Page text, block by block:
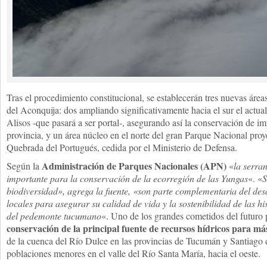
Tras el procedimiento constitucional, se establecerán tres nuevas
del Aconquija: dos ampliando significativamente hacia el sur el
Alisos -que pasará a ser portal-, asegurando así la conservación de
provincia, y un área núcleo en el norte del gran Parque Nacional
Quebrada del Portugués, cedida por el Ministerio de Defensa.
Según la Administración de Parques Nacionales (APN) «la
importante para la conservación de la ecorregión de las Yungas«. «
biodiversidad», agrega la fuente, «son parte complementaria del
locales para asegurar su calidad de vida y la sostenibilidad de las
del pedemonte tucumano«. Uno de los grandes cometidos del futuro
conservación de la principal fuente de recursos hídricos para
de la cuenca del Río Dulce en las provincias de Tucumán y Santiago
poblaciones menores en el valle del Río Santa María, hacia el oeste.